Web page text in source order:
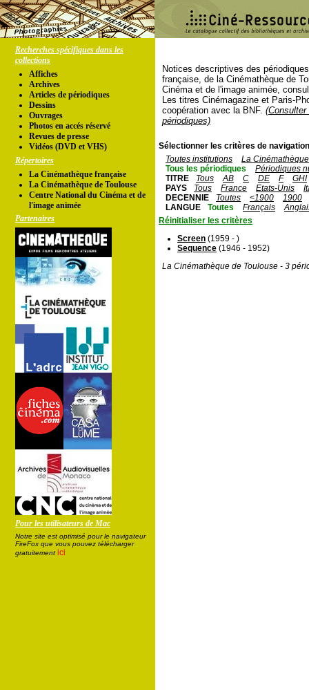
Recherches spécifiques dans les
collections
Affiches
Archives
Articles de périodiques
Dessins
Ouvrages
Photos en accés réservé
Revues de presse
Vidéos (DVD et VHS)
Répertoires
La Cinémathèque française
La Cinémathèque de Toulouse
Centre National du Cinéma et de
l'image animée
Partenaires
Pour les utilisateurs de Mac
Notre site est optimisé pour le navigateur
FireFox que vous pouvez télécharger
gratuitement ici
Notices descriptives des
française, de la Cinémathèque de
Cinéma et de l'image animée,
Les titres Cinémagazine et Paris-
coopération avec la BNF.
périodiques)
Sélectionner les critères de
Toutes institutions
La
Tous les périodiques
Périodiques
TITRE
Tous AB C DE F
GHI
PAYS
Tous France Etats-Unis
DECENNIE
Toutes <1900
1900
LANGUE
Toutes Français
Réinitialiser les critères
Screen (1959 - )
Sequence (1946 - 1952)
La Cinémathèque de Toulouse - 3